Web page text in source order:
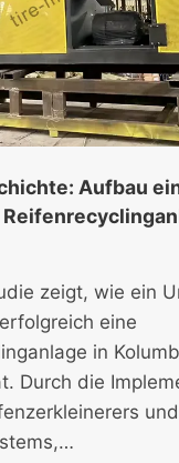
Aufbau
zeigt, wie ein
eine
in
Durch die
und